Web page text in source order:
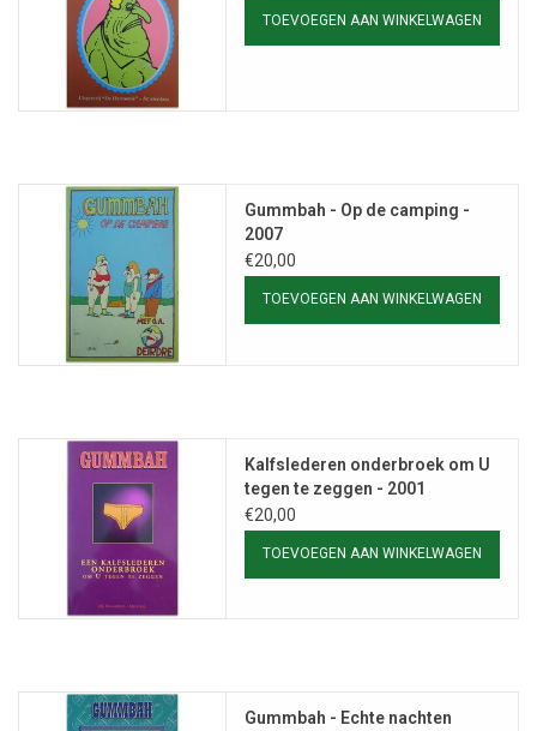
TOEVOEGEN AAN WINKELWAGEN
Gummbah - Op de camping -
2007
€20,00
TOEVOEGEN AAN WINKELWAGEN
Kalfslederen onderbroek om U
tegen te zeggen - 2001
€20,00
TOEVOEGEN AAN WINKELWAGEN
Gummbah - Echte nachten